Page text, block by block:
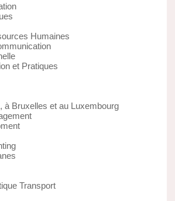
Humaines
et Pratiques
à Bruxelles et au Luxembourg
Transport